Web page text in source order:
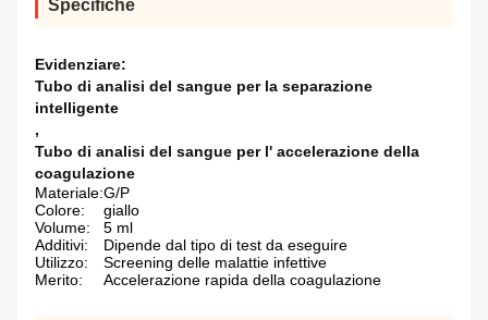
Specifiche
Evidenziare:
Tubo di analisi del sangue per la separazione
intelligente
,
Tubo di analisi del sangue per l' accelerazione della
coagulazione
Materiale:G/P
Colore:
giallo
Volume:
5 ml
Additivi:
Dipende dal tipo di test da eseguire
Utilizzo:
Screening delle malattie infettive
Merito:
Accelerazione rapida della coagulazione